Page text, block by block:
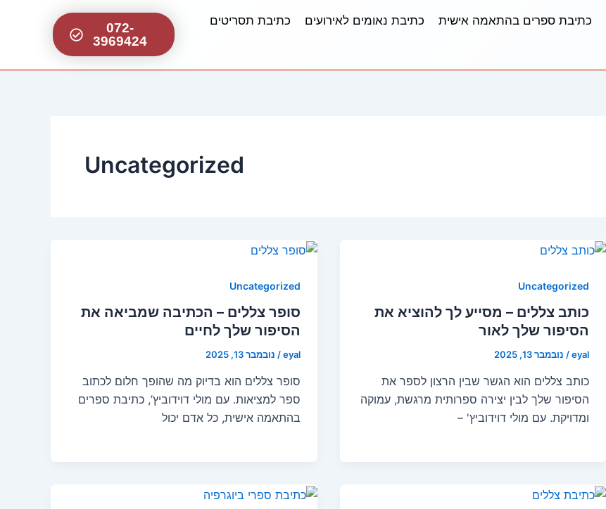
כתיבת ספרים בהתאמה אישית כתיבת נאומים לאירועים כתיבת תסריטים
072-
3969424
Uncategorized
Uncategorized
כותב צללים – מסייע לך להוציא את
הסיפור שלך לאור
eyal
/ נובמבר 13, 2025
כותב צללים הוא הגשר שבין הרצון לספר את
הסיפור שלך לבין יצירה ספרותית מרגשת, עמוקה
ומדויקת. עם מולי דוידוביץ' –
Uncategorized
סופר צללים – הכתיבה שמביאה את
הסיפור שלך לחיים
eyal
/ נובמבר 13, 2025
סופר צללים הוא בדיוק מה שהופך חלום לכתוב
ספר למציאות. עם מולי דוידוביץ’, כתיבת ספרים
בהתאמה אישית, כל אדם יכול